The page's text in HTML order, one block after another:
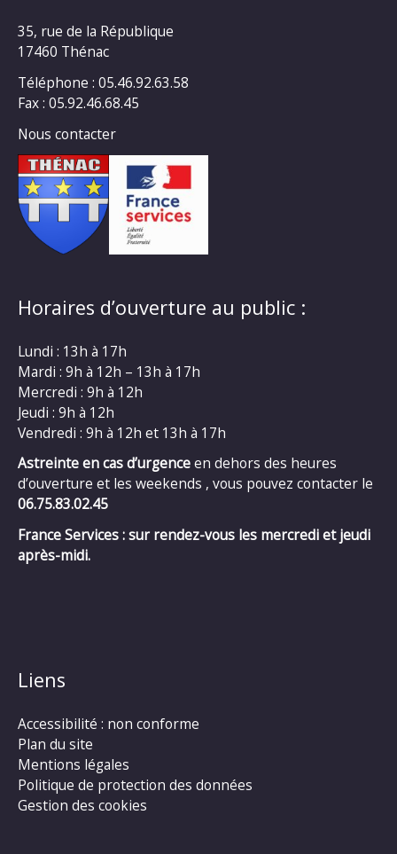
35, rue de la République
17460 Thénac
Téléphone : 05.46.92.63.58
Fax : 05.92.46.68.45
Nous contacter
Horaires d’ouverture au public :
Lundi : 13h à 17h
Mardi : 9h à 12h – 13h à 17h
Mercredi : 9h à 12h
Jeudi : 9h à 12h
Vendredi : 9h à 12h et 13h à 17h
Astreinte en cas d’urgenceen dehors des heures
d’ouverture et les weekends , vous pouvez contacter le
06.75.83.02.45
France Services : sur rendez-vous les mercredi et jeudi
après-midi.
Liens
Accessibilité : non conforme
Plan du site
Mentions légales
Politique de protection des données
Gestion des cookies